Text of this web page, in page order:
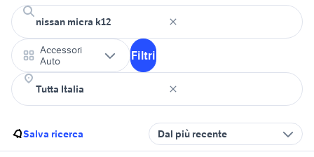
Accessori
Auto
Filtri
Salva ricerca Dal più recente